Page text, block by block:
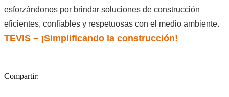
esforzándonos por brindar soluciones de construcción
eficientes, confiables y respetuosas con el medio ambiente.
TEVIS – ¡Simplificando la construcción!
Compartir: